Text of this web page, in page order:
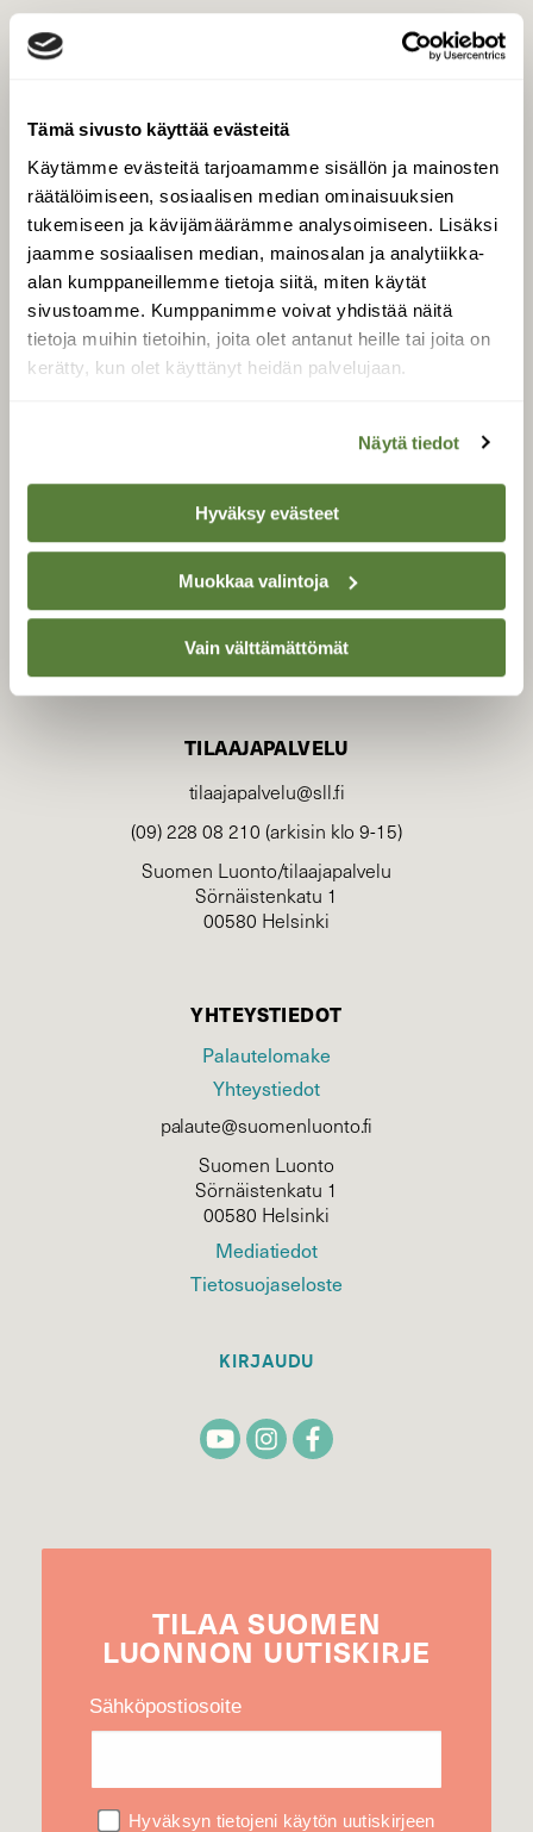
Tämä sivusto käyttää evästeitä
Käytämme evästeitä tarjoamamme sisällön ja mainosten
räätälöimiseen, sosiaalisen median ominaisuuksien
tukemiseen ja kävijämäärämme analysoimiseen. Lisäksi
jaamme sosiaalisen median, mainosalan ja analytiikka-
alan kumppaneillemme tietoja siitä, miten käytät
sivustoamme. Kumppanimme voivat yhdistää näitä
tietoja muihin tietoihin, joita olet antanut heille tai joita on
kerätty, kun olet käyttänyt heidän palvelujaan.
Näytä tiedot
Hyväksy evästeet
Muokkaa valintoja
Vain välttämättömät
Tilaa digilukuoikeus
Äänestä parasta juttua
Tilaa uutiskirje
SUOMEN LUONNON­
SUOJELU­LIITTO
Suomen Luonto -lehden
luonnonsuojelu­liitto.
TILAAJAPALVELU
tilaajapalvelu@sll.fi
(09) 228 08 210 (arkisin klo 9-15)
Suomen Luonto/tilaajapalvelu
Sörnäistenkatu 1
00580 Helsinki
YHTEYSTIEDOT
Palautelomake
Yhteystiedot
palaute@suomenluonto.fi
Suomen Luonto
Sörnäistenkatu 1
00580 Helsinki
Mediatiedot
Tietosuojaseloste
KIRJAUDU
TILAA SUOMEN
LUONNON UUTIS­KIRJE
Sähköpostiosoite
Hyväksyn tietojeni käytön uutiskirjeen